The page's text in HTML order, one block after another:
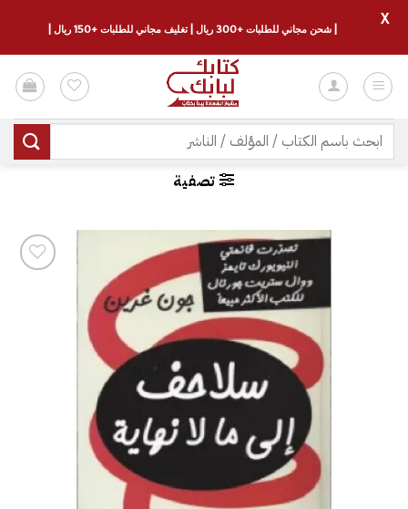
للمحتوى
البحث
عن:
تصفية
| شحن مجاني للطلبات +300 ريال | تغليف مجاني للطلبات +150 ريال |
X